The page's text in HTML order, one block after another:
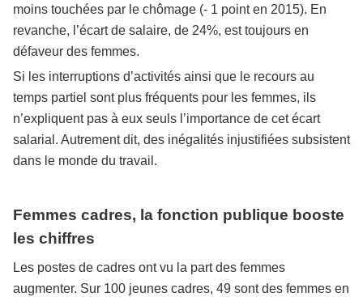
moins touchées par le chômage (- 1 point en 2015). En
revanche, l’écart de salaire, de 24%, est toujours en
défaveur des femmes.
Si les interruptions d’activités ainsi que le recours au
temps partiel sont plus fréquents pour les femmes, ils
n’expliquent pas à eux seuls l’importance de cet écart
salarial. Autrement dit, des inégalités injustifiées subsistent
dans le monde du travail.
Femmes cadres, la fonction publique booste
les chiffres
Les postes de cadres ont vu la part des femmes
augmenter. Sur 100 jeunes cadres, 49 sont des femmes en